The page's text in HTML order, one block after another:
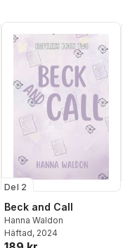
Del 2
Beck and Call
Hanna Waldon
Häftad, 2024